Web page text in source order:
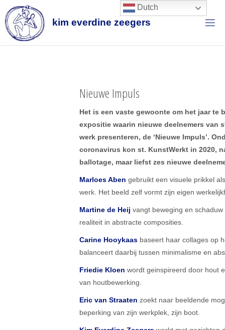
naar
de
inhoud
kim everd ine zeegers
Nieuwe Impuls
Het is een vaste gewoonte om het jaar te
expositie waarin nieuwe deelnemers van
werk presenteren, de ‘Nieuwe Impuls’.
coronavirus kon st. KunstWerkt in 2020,
ballotage, maar liefst zes nieuwe
Marloes Aben gebruikt een visuele prikkel
werk. Het beeld zelf vormt zijn eigen
Martine de Heij vangt beweging en
realiteit in abstracte composities.
Carine Hooykaasbaseert haar collages op
balanceert daarbij tussen minimalisme en
Friedie Kloen wordt geinspireerd door hout
van houtbewerking.
Eric van Straaten zoekt naar beeldende
beperking van zijn werkplek, zijn boot.
Dutch